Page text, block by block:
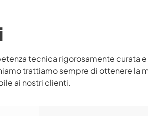
tecnica rigorosamente curata
trattiamo sempre di ottenere la
ai nostri clienti.